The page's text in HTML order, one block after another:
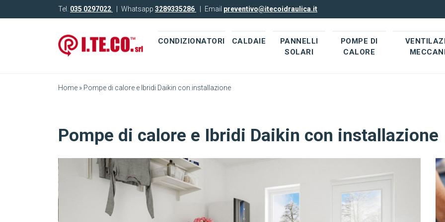
Tel. 035 0297022 Whatsapp 3289335286 Email preventivo@itecoidraulica.it
CONDIZIONATORI CALDAIE
PANNELLI
SOLARI
POMPE DI
CALORE
Home » Pompe di calore e Ibridi Daikin con installazione
Pompe di calore e Ibridi Daikin con installazione